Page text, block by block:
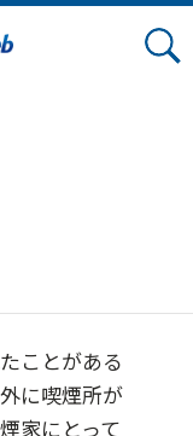
ことがある
に喫煙所が
家にとって